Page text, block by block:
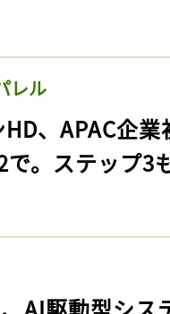
レル
HD、APAC企
で。ステップ3
に入りに
インが必
ログイン